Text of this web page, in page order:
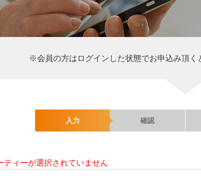
※会員の方はログインした状態でお申込み頂
入力 確認
ティーが選択されていません